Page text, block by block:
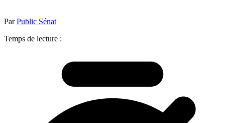
ParPublic Sénat
Temps de lecture :